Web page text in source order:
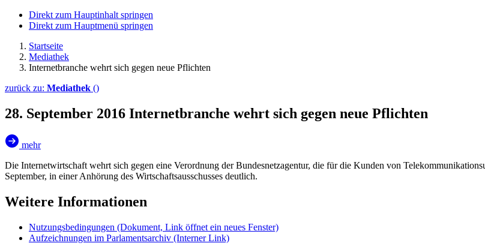
Direkt zum Hauptinhalt springen
Direkt zum Hauptmenü springen
Startseite
Mediathek
Internetbranche wehrt sich gegen neue Pflichten
zurück zu: Mediathek ()
28. September 2016 Internetbranche wehrt sich gegen neue Pflichten
mehr
Die Internetwirtschaft wehrt sich gegen eine Verordnung der Bundesnetzagentur, die für die Kunden von
September, in einer Anhörung des Wirtschaftsausschusses deutlich.
Weitere Informationen
Nutzungsbedingungen (Dokument, Link öffnet ein neues Fenster)
Aufzeichnungen im Parlamentsarchiv (Interner Link)